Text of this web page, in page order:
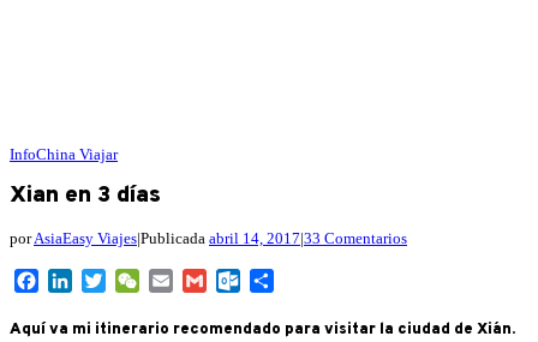
InfoChina Viajar
Xian en 3 días
porAsiaEasy Viajes|Publicada abril 14, 2017|33 Comentarios
FacebookLinkedInTwitterWeChat
Email Gmail Outlook.com
Aquí va mi itinerario recomendado para visitar la ciudad de Xi´an.